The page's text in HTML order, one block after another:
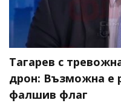
Тагарев с
дрон: Възможна е
фалшив флаг